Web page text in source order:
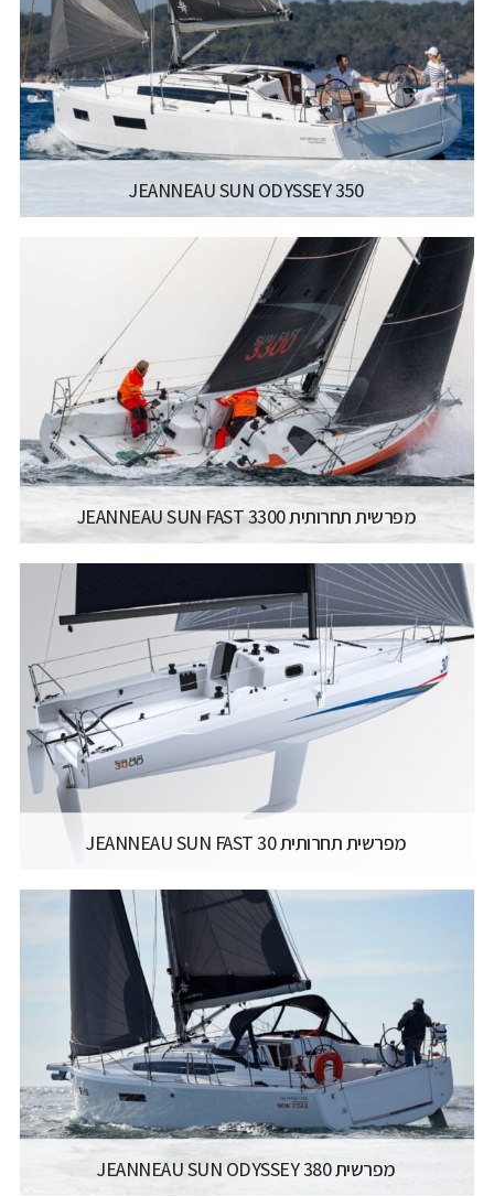
JEANNEAU SUN ODYSSEY 350
יצרן ודגם:
JEANNEAU SAILING YACHTS - SUN
ODYSSEY 350
רישיון משיט:
רישיון משיט יאכטה
אורך כללי:
10.4 M
רוחב כללי:
3.59 M
קרא עוד...
מפרשית תחרותית JEANNEAU SUN FAST 3300
יצרן ודגם:
JEANNEAU SAILING YACHTS - SUN FAST
3300
רישיון משיט:
רישיון משיט יאכטה
אורך כללי:
10.11M / 33.2FT
דגם מנוע:
YANMAR 14 HP
קרא עוד...
מפרשית תחרותית JEANNEAU SUN FAST 30
יצרן ודגם:
JEANNEAU SAILING YACHTS - SUN FAST 30
רישיון משיט יאכטה
10.40M / 34.1FT
2.99M / 9.9FT
דגם מנוע:
YANMAR 10 HP
קרא עוד...
מפרשית JEANNEAU SUN ODYSSEY 380